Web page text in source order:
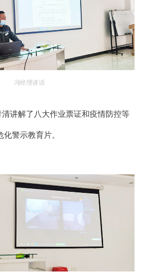
冯经理讲话
讲解了八大作业票证和疫情防控等
警示教育片。